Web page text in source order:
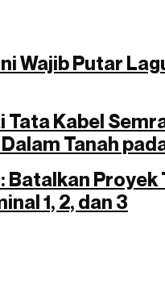
Wajib Putar
Tata Kabel
Tanah
Batalkan
1, 2, dan 3